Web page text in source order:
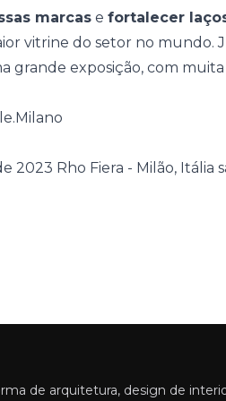
marcas e fortalecer
vitrine do setor no mundo.
grande exposição, com
2023 Rho Fiera - Milão, Itália
de arquitetura, design de